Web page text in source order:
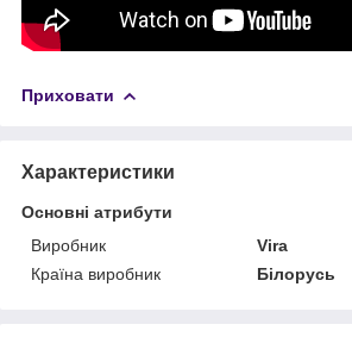
Приховати
Характеристики
Основні атрибути
Виробник
Vira
Країна виробник
Білорусь